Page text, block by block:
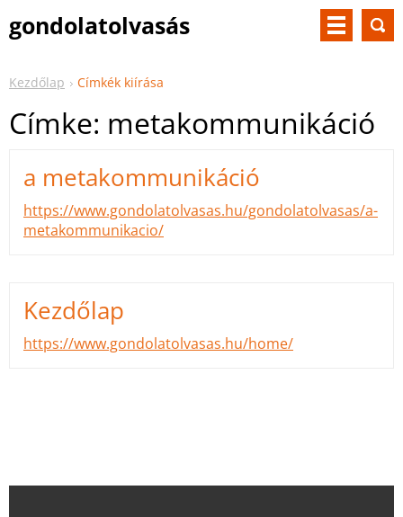
gondolatolvasás
Kezdőlap Címkék kiírása
Címke: metakommunikáció
a metakommunikáció
https://www.gondolatolvasas.hu/gondolatolvasas/a-
metakommunikacio/
Kezdőlap
https://www.gondolatolvasas.hu/home/